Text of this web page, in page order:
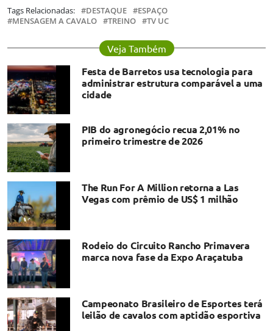
Tags Relacionadas: DESTAQUE
ESPAÇO
MENSAGEM A CAVALO
TREINO TV UC
Veja Também
Festa de Barretos usa tecnologia para
administrar estrutura comparável a uma
cidade
PIB do agronegócio recua 2,01% no
primeiro trimestre de 2026
The Run For A Million retorna a Las
Vegas com prêmio de US$ 1 milhão
Rodeio do Circuito Rancho Primavera
marca nova fase da Expo Araçatuba
Campeonato Brasileiro de Esportes terá
leilão de cavalos com aptidão esportiva